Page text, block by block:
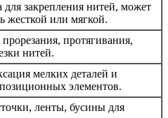
для закрепления нитей, может
жесткой или мягкой.
протягивания,
нитей.
мелких деталей и
элементов.
ленты, бусины для